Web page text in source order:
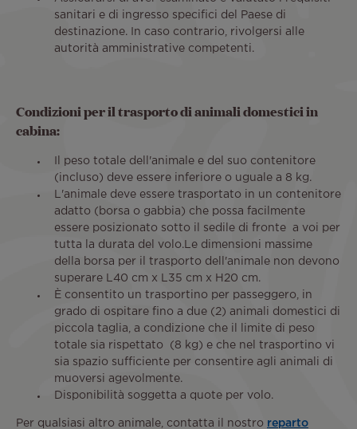
sanitari e di ingresso specifici del Paese di
destinazione. In caso contrario, rivolgersi alle
autorità amministrative competenti.
Condizioni per il trasporto di animali domestici in
cabina:
Il peso totale dell'animale e del suo contenitore
(incluso) deve essere inferiore o uguale a 8 kg.
L'animale deve essere trasportato in un contenitore
adatto (borsa o gabbia) che possa facilmente
essere posizionato sotto il sedile di fronte a voi per
tutta la durata del volo.Le dimensioni massime
della borsa per il trasporto dell'animale non devono
superare L40 cm x L35 cm x H20 cm.
È consentito un trasportino per passeggero, in
grado di ospitare fino a due (2) animali domestici di
piccola taglia, a condizione che il limite di peso
totale sia rispettato (8 kg) e che nel trasportino vi
sia spazio sufficiente per consentire agli animali di
muoversi agevolmente.
Disponibilità soggetta a quote per volo.
Per qualsiasi altro animale, contatta il nostro reparto